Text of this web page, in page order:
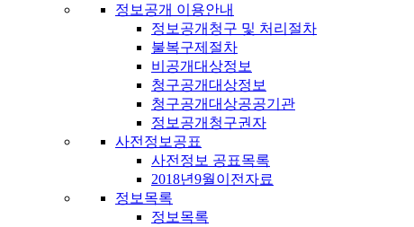
정보공개 이용안내
정보공개청구 및 처리절차
불복구제절차
비공개대상정보
청구공개대상정보
청구공개대상공공기관
정보공개청구권자
사전정보공표
사전정보 공표목록
2018년9월이전자료
정보목록
정보목록